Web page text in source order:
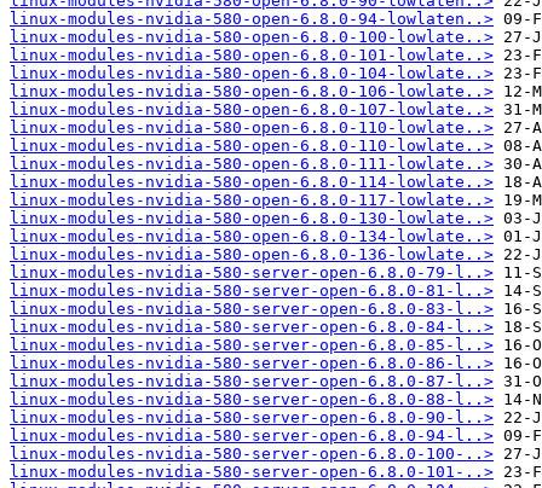
linux-modules-nvidia-580-open-6.8.0-94-lowlaten..>
linux-modules-nvidia-580-open-6.8.0-100-lowlate..>
linux-modules-nvidia-580-open-6.8.0-101-lowlate..>
linux-modules-nvidia-580-open-6.8.0-104-lowlate..>
linux-modules-nvidia-580-open-6.8.0-106-lowlate..>
linux-modules-nvidia-580-open-6.8.0-107-lowlate..>
linux-modules-nvidia-580-open-6.8.0-110-lowlate..>
linux-modules-nvidia-580-open-6.8.0-110-lowlate..>
linux-modules-nvidia-580-open-6.8.0-111-lowlate..>
linux-modules-nvidia-580-open-6.8.0-114-lowlate..>
linux-modules-nvidia-580-open-6.8.0-117-lowlate..>
linux-modules-nvidia-580-open-6.8.0-130-lowlate..>
linux-modules-nvidia-580-open-6.8.0-134-lowlate..>
linux-modules-nvidia-580-open-6.8.0-136-lowlate..>
linux-modules-nvidia-580-server-open-6.8.0-79-l..>
linux-modules-nvidia-580-server-open-6.8.0-81-l..>
linux-modules-nvidia-580-server-open-6.8.0-83-l..>
linux-modules-nvidia-580-server-open-6.8.0-84-l..>
linux-modules-nvidia-580-server-open-6.8.0-85-l..>
linux-modules-nvidia-580-server-open-6.8.0-86-l..>
linux-modules-nvidia-580-server-open-6.8.0-87-l..>
linux-modules-nvidia-580-server-open-6.8.0-88-l..>
linux-modules-nvidia-580-server-open-6.8.0-90-l..>
linux-modules-nvidia-580-server-open-6.8.0-94-l..>
linux-modules-nvidia-580-server-open-6.8.0-100-..>
linux-modules-nvidia-580-server-open-6.8.0-101-..>